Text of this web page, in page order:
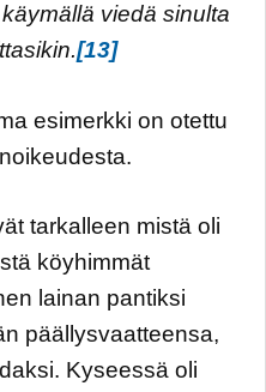
viedä sinulta
[13]
esimerkki on otettu
tarkalleen mistä oli
köyhimmät
lainan pantiksi
päällysvaatteensa,
Kyseessä oli